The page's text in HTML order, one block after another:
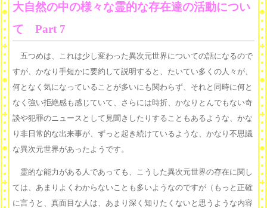
大自然の中の様々な霊的な存在達の活動につい
て Part 7
五つめは、これは少し変わった異次元世界についての話になるので
すが、かなり手短かに要約して説明すると、たいてい多くの人々が、
何となく気になっていることが多いにも関わらず、それと同時に何と
なく強い拒絶感も感じていて、さらには時折、かなりとんでもない奇
談や犯罪のニュースとして見聞きしたりすることもあるような、かな
り非日常的な出来事が、ずっと起き続けているような、かなり不思議
な異次元世界があったようです。
霊的な能力がある人であっても、こうした異次元世界の存在に関し
ては、あまりよくわからないことも多いようなのですが（もっと正確
に言うと、真面目な人は、あまり深く知りたくないと思うような内容